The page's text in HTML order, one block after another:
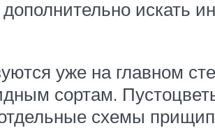
искать
уже на главном
сортам.
схемы